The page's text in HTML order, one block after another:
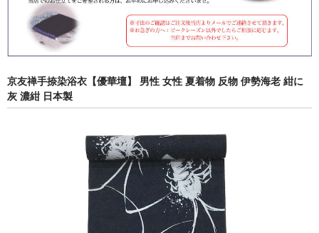
京友禅手捺染浴衣【優華壇】 男性 女性 夏着物 反物 伊勢海老 紺に
灰 濃紺 日本製